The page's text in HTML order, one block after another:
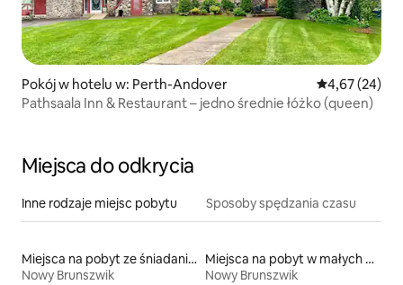
Pokój w hotelu w: Perth-Andover Średnia
4,67 (24)
Pathsaala Inn & Restaurant – jedno średnie łóżko (queen)
Miejsca do odkrycia
Inne rodzaje miejsc pobytu Sposoby spędzania czasu
Miejsca na pobyt ze śniadaniem
Nowy Brunszwik
Miejsca na pobyt w małych domkach
Nowy Brunszwik